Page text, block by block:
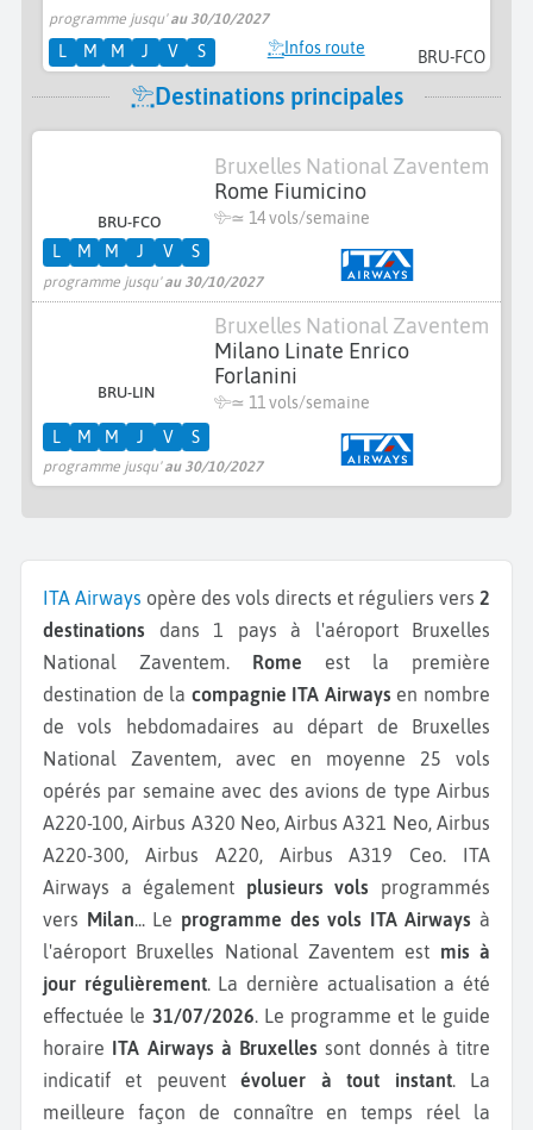
BRU-FCO
programme jusqu'au 30/10/2027
L M M J V S Infos route
Destinations principales
BRU-FCO
Bruxelles National Zaventem
Rome Fiumicino
≃ 14 vols/semaine
programme jusqu'au 30/10/2027
L M M J V S
BRU-LIN
Bruxelles National Zaventem
Milano Linate Enrico
Forlanini
≃ 11 vols/semaine
programme jusqu'au 30/10/2027
L M M J V S
ITA Airways opère des vols directs et réguliers vers 2
destinations dans 1 pays à l'aéroport Bruxelles
National Zaventem. Rome est la première
destination de la compagnie ITA Airways en nombre
de vols hebdomadaires au départ de Bruxelles
National Zaventem, avec en moyenne 25 vols
opérés par semaine avec des avions de type Airbus
A220-100, Airbus A320 Neo, Airbus A321 Neo, Airbus
A220-300, Airbus A220, Airbus A319 Ceo. ITA
Airways a également plusieurs vols programmés
vers Milan... Le programme des vols ITA Airways à
l'aéroport Bruxelles National Zaventem est mis à
jour régulièrement. La dernière actualisation a été
effectuée le 31/07/2026. Le programme et le guide
horaire ITA Airways à Bruxelles sont donnés à titre
indicatif et peuventévoluer à tout instant. La
meilleure façon de connaître en temps réel la